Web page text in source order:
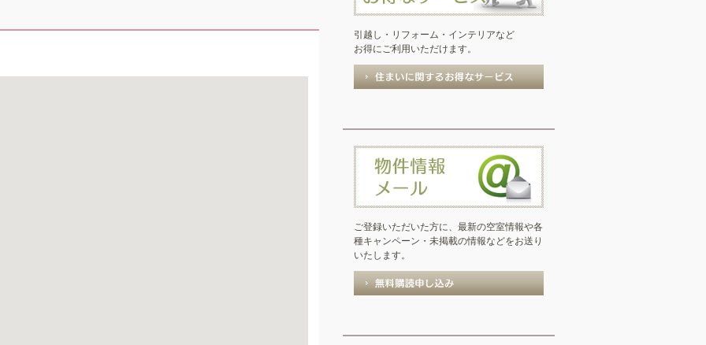
引越し・リフォーム・インテリアなど
お得にご利用いただけます。
ご登録いただいた方に、最新の空室情報や各
種キャンペーン・未掲載の情報などをお送り
いたします。